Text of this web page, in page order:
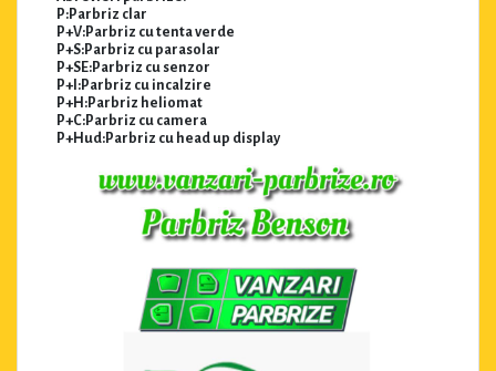
P:Parbriz clar
P+V:Parbriz cu tenta verde
P+S:Parbriz cu parasolar
P+SE:Parbriz cu senzor
P+I:Parbriz cu incalzire
P+H:Parbriz heliomat
P+C:Parbriz cu camera
P+Hud:Parbriz cu head up display